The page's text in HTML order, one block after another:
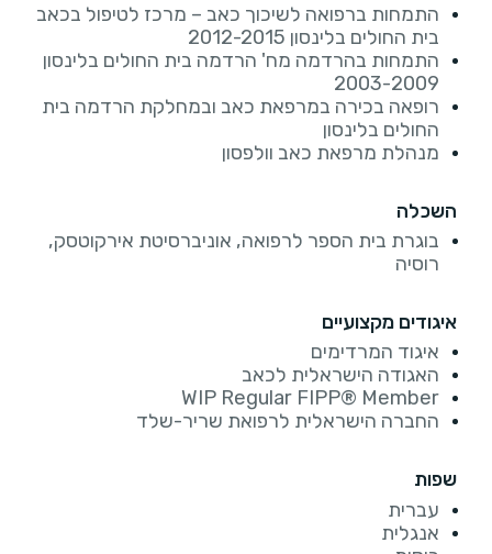
התמחות ברפואה לשיכוך כאב – מרכז לטיפול בכאב
בית החולים בלינסון 2012-2015
התמחות בהרדמה מח' הרדמה בית החולים בלינסון
2003-2009
רופאה בכירה במרפאת כאב ובמחלקת הרדמה בית
החולים בלינסון
מנהלת מרפאת כאב וולפסון
השכלה
בוגרת בית הספר לרפואה, אוניברסיטת אירקוטסק,
רוסיה
איגודים מקצועיים
איגוד המרדימים
האגודה הישראלית לכאב
WIP Regular FIPP® Member
החברה הישראלית לרפואת שריר-שלד
שפות
עברית
אנגלית